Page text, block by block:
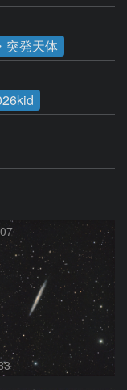
突発天体